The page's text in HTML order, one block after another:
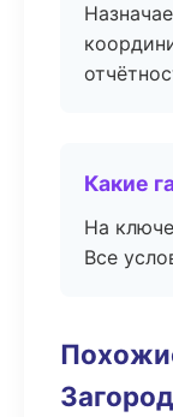
Какие
На
Все